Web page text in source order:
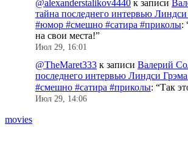
@alexanderstalikov4440 к записи
тайна последнего интервью
#юмор #смешно #сатира #приколы:
на свои места!”
Июл 29, 16:01
@TheMaret333 к записи Валерий
последнего интервью Линдси
#смешно #сатира #приколы: “Так
Июл 29, 14:06
movies